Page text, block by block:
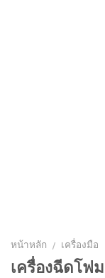
หน้าหลัก / เครื่องมือ
เครื่องฉีดโฟ